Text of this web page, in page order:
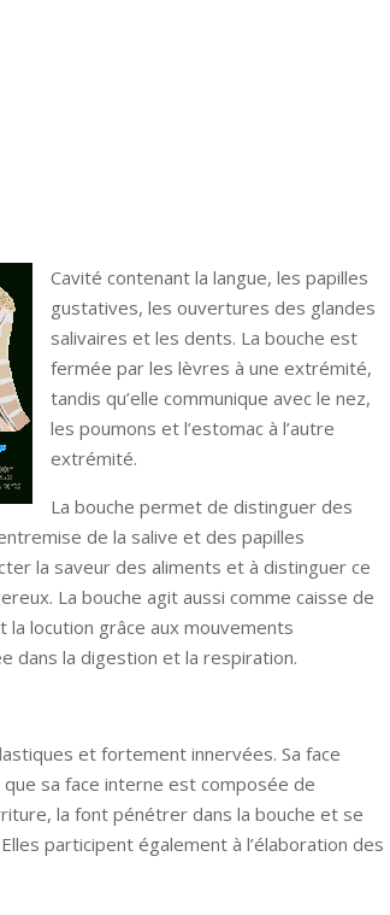
Cavité contenant la langue, les papilles
gustatives, les ouvertures des glandes
salivaires et les dents. La bouche est
fermée par les lèvres à une extrémité,
tandis qu’elle communique avec le nez,
les poumons et l’estomac à l’autre
extrémité.
La bouche permet de distinguer des
de la salive et des papilles
la saveur des aliments et à distinguer ce
La bouche agit aussi comme caisse de
locution grâce aux mouvements
dans la digestion et la respiration.
et fortement innervées. Sa face
sa face interne est composée de
la font pénétrer dans la bouche et se
participent également à l’élaboration des